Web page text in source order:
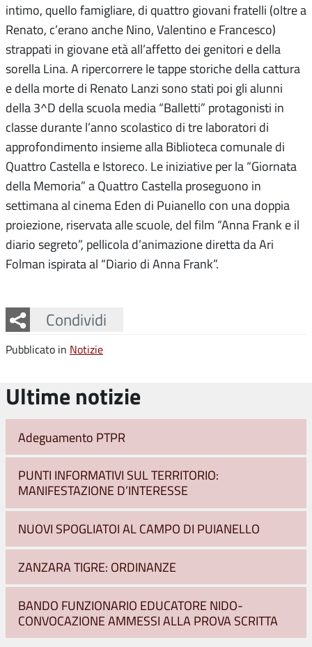
intimo, quello famigliare, di quattro giovani fratelli (oltre a
Renato, c’erano anche Nino, Valentino e Francesco)
strappati in giovane età all’affetto dei genitori e della
sorella Lina. A ripercorrere le tappe storiche della cattura
e della morte di Renato Lanzi sono stati poi gli alunni
della 3^D della scuola media “Balletti” protagonisti in
classe durante l’anno scolastico di tre laboratori di
approfondimento insieme alla Biblioteca comunale di
Quattro Castella e Istoreco. Le iniziative per la “Giornata
della Memoria” a Quattro Castella proseguono in
settimana al cinema Eden di Puianello con una doppia
proiezione, riservata alle scuole, del film “Anna Frank e il
diario segreto”, pellicola d’animazione diretta da Ari
Folman ispirata al “Diario di Anna Frank”.
Condividi
Facebook
Twitter
Whatsapp
Pubblicato in Notizie
Ultime notizie
Adeguamento PTPR
PUNTI INFORMATIVI SUL TERRITORIO:
MANIFESTAZIONE D’INTERESSE
NUOVI SPOGLIATOI AL CAMPO DI PUIANELLO
ZANZARA TIGRE: ORDINANZE
BANDO FUNZIONARIO EDUCATORE NIDO-
CONVOCAZIONE AMMESSI ALLA PROVA SCRITTA